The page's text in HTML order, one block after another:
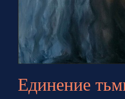
Единение